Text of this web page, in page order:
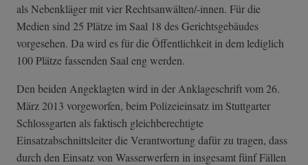
als Nebenkläger mit vier Rechtsanwälten/-innen. Für die
Medien sind 25 Plätze im Saal 18 des Gerichtsgebäudes
vorgesehen. Da wird es für die Öffentlichkeit in dem lediglich
100 Plätze fassenden Saal eng werden.
Den beiden Angeklagten wird in der Anklageschrift vom 26.
März 2013 vorgeworfen, beim Polizeieinsatz im Stuttgarter
Schlossgarten als faktisch gleichberechtigte
Einsatzabschnittsleiter die Verantwortung dafür zu tragen, dass
durch den Einsatz von Wasserwerfern in insgesamt fünf Fällen